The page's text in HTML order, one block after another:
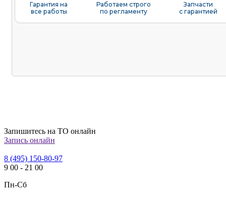
Гарантия на
все работы
Работаем строго
по регламенту
Запчасти
с гарантией
Запишитесь на ТО онлайн
Запись онлайн
8 (495) 150-80-97
9 00 - 21 00
Пн-Сб